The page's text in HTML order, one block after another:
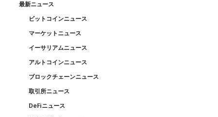
最新ニュース
ビットコインニュース
マーケットニュース
イーサリアムニュース
アルトコインニュース
ブロックチェーンニュース
取引所ニュース
DeFiニュース